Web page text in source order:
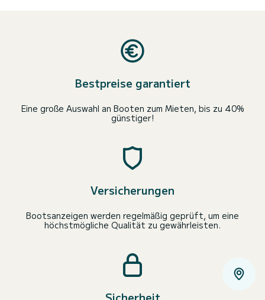
Bestpreise garantiert
Eine große Auswahl an Booten zum Mieten, bis zu 40%
günstiger!
Versicherungen
Bootsanzeigen werden regelmäßig geprüft, um eine
höchstmögliche Qualität zu gewährleisten.
Sicherheit